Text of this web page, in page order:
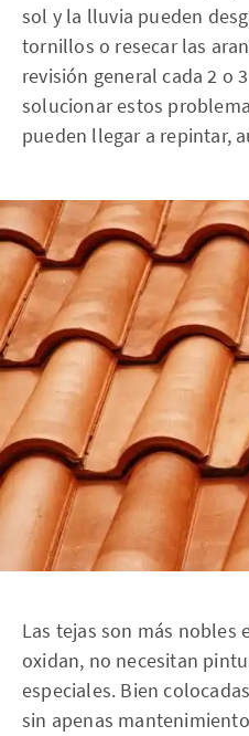
sol y la lluvia pueden
tornillos o resecar las
revisión general cada 2 o
solucionar estos
pueden llegar a repintar,
Las tejas son más nobles
oxidan, no necesitan
especiales. Bien
sin apenas